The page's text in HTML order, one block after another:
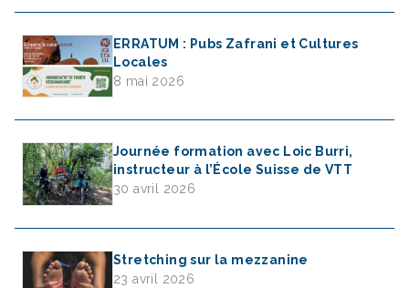
ERRATUM : Pubs Zafrani et Cultures
Locales
8 mai 2026
Journée formation avec Loic Burri,
instructeur à l’École Suisse de VTT
30 avril 2026
Stretching sur la mezzanine
23 avril 2026